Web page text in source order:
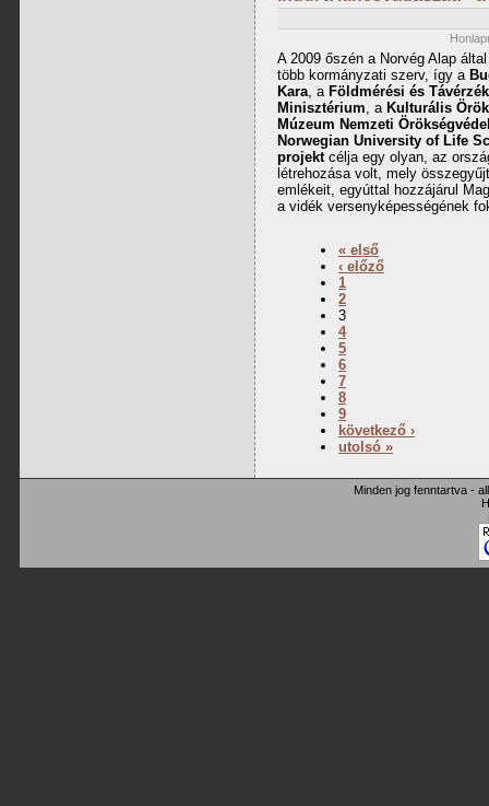
A 2009 őszén a Norvég Alap
több kormányzati szerv, így a
Kara, a Földmérési és
Minisztérium, a Kulturális
Múzeum Nemzeti
Norwegian University of Life
projektcélja egy olyan, az
létrehozása volt, mely
emlékeit, egyúttal hozzájárul
a vidék versenyképességének
« első
‹ előző
1
2
3
4
5
6
7
8
9
következő ›
utolsó »
Minden jog fenntartva -